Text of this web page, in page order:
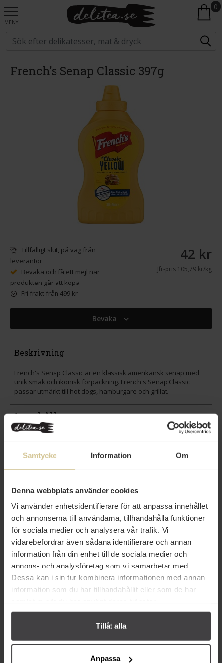
Samtycke Information Om
Denna webbplats använder cookies
Vi använder enhetsidentifierare för att anpassa innehållet
och annonserna till användarna, tillhandahålla funktioner
för sociala medier och analysera vår trafik. Vi
vidarebefordrar även sådana identifierare och annan
information från din enhet till de sociala medier och
annons- och analysföretag som vi samarbetar med.
Dessa kan i sin tur kombinera informationen med annan
information som du har tillhandahållit eller som de har
Tillåt alla
Anpassa
MENY
0
French's Senap Classic 397g
Tillfälligt slut, på väg från
leverantör
Bevaka och få ett mejl när
produkten går att köpa
Fri frakt från 499 kr
42 kr
Jfr-pris105,79 kr/kg
Bevaka
Beskrivning
French's Senap Classic är en klassisk amerikansk senap med
unik smak och ikonisk förpackning. French's Senap Classic
passar utmärkt till hot dogs, hamburgare och grillat.
Innehåll
Produktfakta
Prishistorik
Andra köper även